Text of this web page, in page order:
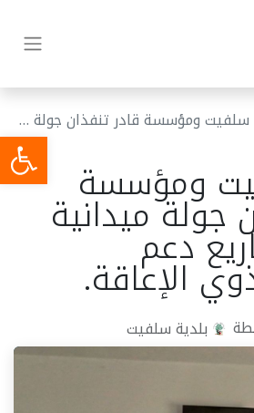
ومؤسسة قادر تنفذان جولة ميدانية لتفقد مشاريع دعم الأشخاص ذوي الإعاقة.
ومؤسسة
جولة ميدانية
دعم
الإعاقة.
بلدية سلفيت